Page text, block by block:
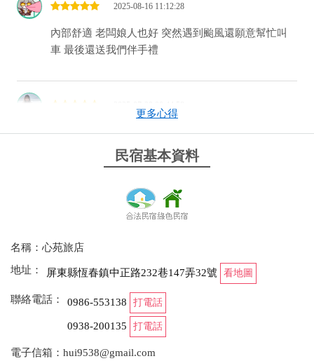
2025-08-16 11:12:28
內部舒適 老闆娘人也好 突然遇到颱風還願意幫忙叫
車 最後還送我們伴手禮
闆娘真的很貼心，讓我們提早進去放東西，熱情款
待，甚至還會詢問我們狀況，很開心幫朋友慶生，度
過很美好的一晚，朋友回饋給我說下次還可以在住！
闆娘十分熱情親切 詢問問題都很有耐心的回覆 房間
舒適 民宿整體體驗非常優良～
更多心得
民宿基本資料
名稱：心苑旅店
地址：
屏東縣恆春鎮中正路232巷147弄32號 看地圖
聯絡電話： 0986-553138 打電話
0938-200135 打電話
電子信箱：hui9538@gmail.com